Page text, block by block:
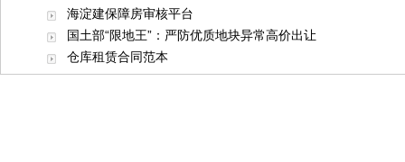
海淀建保障房审核平台
国土部“限地王”：严防优质地块异常高价出让
仓库租赁合同范本